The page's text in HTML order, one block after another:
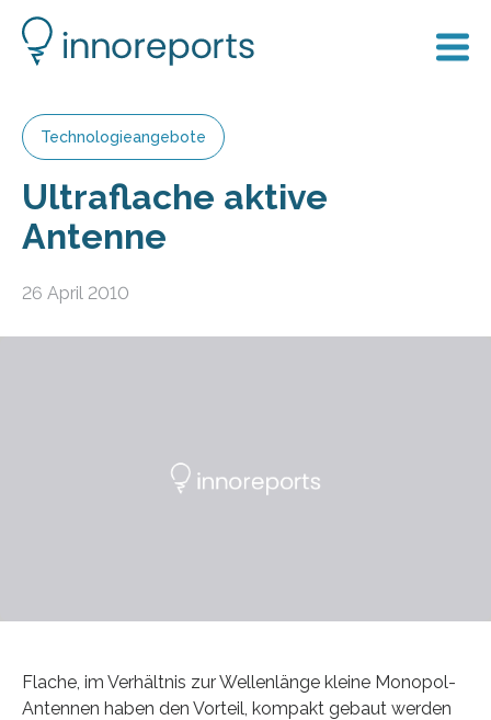
Technologieangebote
Ultraflache aktive
Antenne
26 April 2010
Flache, im Verhältnis zur Wellenlänge kleine Monopol-
Antennen haben den Vorteil, kompakt gebaut werden